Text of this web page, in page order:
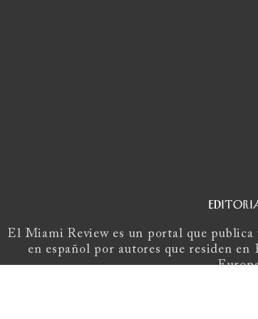
El Miami Review es un portal que publica
en español por autores que residen